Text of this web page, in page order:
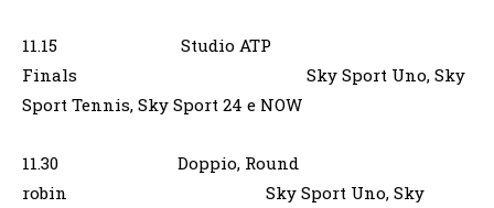
11.15 Studio ATP
Finals Sky Sport Uno, Sky
Sport Tennis, Sky Sport 24 e NOW
11.30 Doppio, Round
robin Sky Sport Uno, Sky